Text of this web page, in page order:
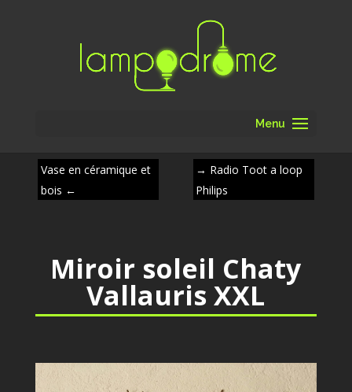
Menu
Vase en céramique et
bois ←
→ Radio Toot a loop
Philips
Miroir soleil Chaty
Vallauris XXL